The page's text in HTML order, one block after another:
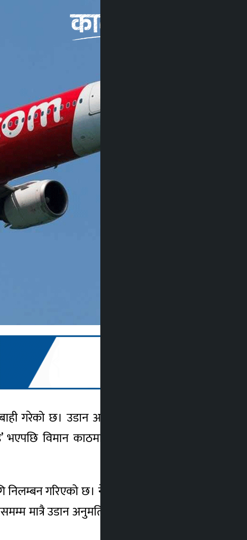
गरेको छ। उडान अनुमति नलिई थाइल्याण्डबाट
विमान काठमाडौँस्थित त्रिभुवन अन्तर्राष्ट्रिय
निलम्बन गरिएको छ। नेपालको आधिकारिक एजेन्ट
मात्रै उडान अनुमति रहेकाले आजको उडानलाई